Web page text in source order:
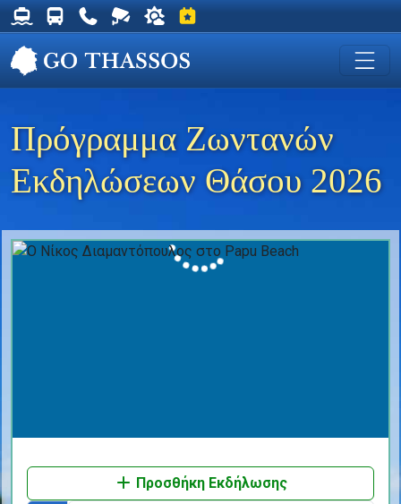
Δρομολόγια Φέρυ για Θάσο
Δρομολόγια Λεωφορείων Θάσου
Χρήσιμα Τηλέφωνα
Ζωντανή Κάμερα στη Χρυσή Ακτή
Ο καιρός στη Θάσο
Εκδηλώσεις στη Θάσο
Πρόγραμμα Ζωντανών
Εκδηλώσεων Θάσου 2026
Προσθήκη Εκδήλωσης